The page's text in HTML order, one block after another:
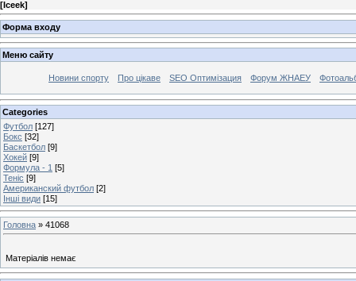
[Iceek]
Форма входу
Меню сайту
Новини спорту Про цікаве SEO Оптимізация Форум ЖНАЕУ
Categories
Футбол [127]
Бокс [32]
Баскетбол [9]
Хокей [9]
Формула - 1 [5]
Теніс [9]
Американский футбол [2]
Інші види [15]
Головна » 41068
Матеріалів немає